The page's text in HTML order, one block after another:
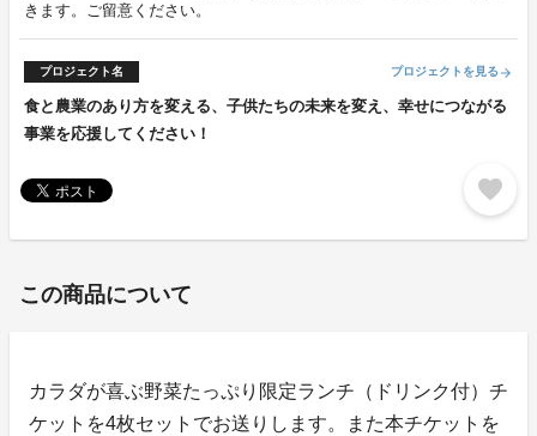
きます。ご留意ください。
プロジェクト名 プロジェクトを見る arrow_forward
食と農業のあり方を変える、子供たちの未来を変え、幸せにつながる
事業を応援してください！
favorite
この商品について
カラダが喜ぶ野菜たっぷり限定ランチ（ドリンク付）チ
ケットを4枚セットでお送りします。また本チケットを